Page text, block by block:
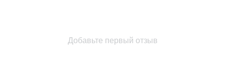
Добавьте первый отзыв